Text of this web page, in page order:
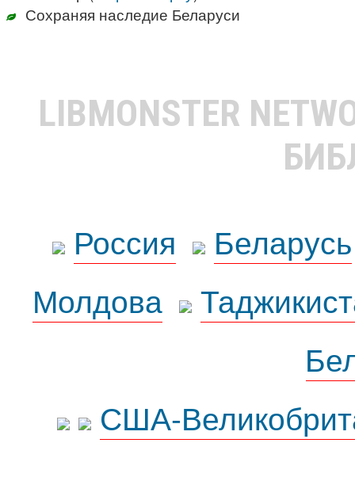
Сохраняя наследие Беларуси
LIBMONSTER
Россия
Беларусь
Молдова
США-